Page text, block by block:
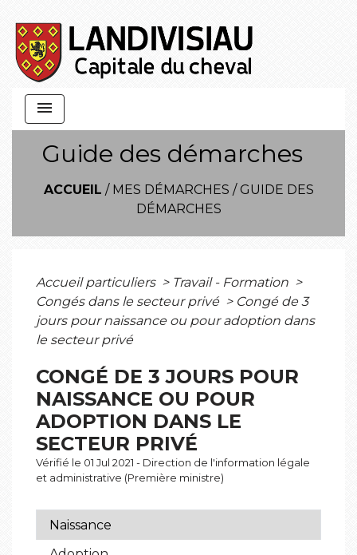
menu
Guide des démarches
ACCUEIL / MES DÉMARCHES / GUIDE DES
DÉMARCHES
Accueil particuliers > Travail - Formation >
Congés dans le secteur privé > Congé de 3
jours pour naissance ou pour adoption dans
le secteur privé
CONGÉ DE 3 JOURS POUR
NAISSANCE OU POUR
ADOPTION DANS LE
SECTEUR PRIVÉ
Vérifié le 01 Jul 2021 - Direction de l'information légale
et administrative (Première ministre)
Naissance